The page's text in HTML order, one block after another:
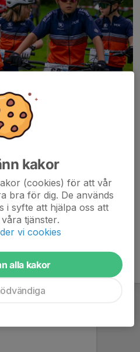
Västerås Cykelklubb arrangerar
i Västmanlands Cup och
kakor
(cookies) för att vår
bra för dig. De används
i syfte att hjälpa oss att
tjänster.
vi cookies
alla kakor